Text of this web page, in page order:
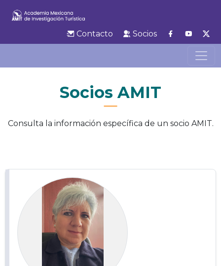
Contacto Socios
Socios AMIT
Consulta la información específica de un socio AMIT.